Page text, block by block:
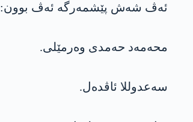
ئه‌ڤ شه‌ش پێشمه‌رگه‌ ئه‌ڤ بوون:
محه‌مه‌د حه‌مدی وه‌رمێلی.
سه‌عدوللا ئاڤده‌ل.